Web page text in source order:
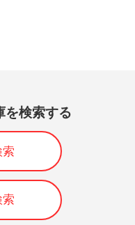
を検索する